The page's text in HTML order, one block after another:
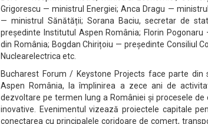
Grigorescu — ministrul Energiei; Anca Dragu —
— ministrul Sănătății; Sorana Baciu, secretar de
președinte Institutul Aspen România; Florin
din România; Bogdan Chirițoiu — președinte Consiliul
Nuclearelectrica etc.
Bucharest Forum / Keystone Projects face parte
Aspen România, la împlinirea a zece ani de
dezvoltare pe termen lung a României și procesele
inovative. Evenimentul vizează proiectele capitale
conectarea cu principalele coridoare de comerț,